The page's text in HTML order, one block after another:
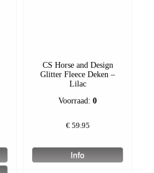
CS Horse and Design
Glitter Fleece Deken –
Lilac
Voorraad:0
€ 59.95